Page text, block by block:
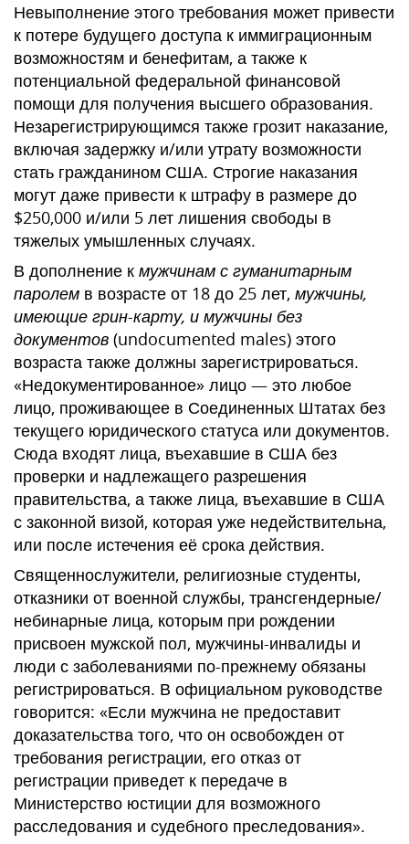
Невыполнение этого требования может привести
к потере будущего доступа к иммиграционным
возможностям и бенефитам, а также к
потенциальной федеральной финансовой
помощи для получения высшего образования.
Незарегистрирующимся также грозит наказание,
включая задержку и/или утрату возможности
стать гражданином США. Строгие наказания
могут даже привести к штрафу в размере до
$250,000 и/или 5 лет лишения свободы в
тяжелых умышленных случаях.
В дополнение к мужчинам с гуманитарным
паролем в возрасте от 18 до 25 лет, мужчины,
имеющие грин-карту, и мужчины без
документов (undocumented males) этого
возраста также должны зарегистрироваться.
«Недокументированное» лицо — это любое
лицо, проживающее в Соединенных Штатах без
текущего юридического статуса или документов.
Сюда входят лица, въехавшие в США без
проверки и надлежащего разрешения
правительства, а также лица, въехавшие в США
с законной визой, которая уже недействительна,
или после истечения её срока действия.
Священнослужители, религиозные студенты,
отказники от военной службы, трансгендерные/
небинарные лица, которым при рождении
присвоен мужской пол, мужчины-инвалиды и
люди с заболеваниями по-прежнему обязаны
регистрироваться. В официальном руководстве
говорится: «Если мужчина не предоставит
доказательства того, что он освобожден от
требования регистрации, его отказ от
регистрации приведет к передаче в
Министерство юстиции для возможного
расследования и судебного преследования».